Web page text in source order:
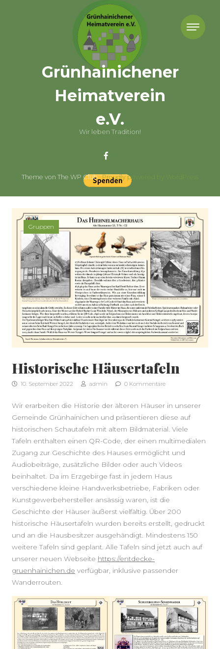
Gruppen
Historische Häusertafeln
10. September 2022 admin 0 Kommentare
Wir erarbeiten die Historie der älteren Häuser in unserer
Gemeinde Grünhainichen und präsentieren diese auf
historischen Schautafeln mit altem Bildmaterial. Viele
Tafeln enthalten einen QR-Code, der einen multimedialen
Zugang zur Geschichte des Hauses ermöglicht und
Audiobeiträge, zusätzliche Bilder oder auch Videos
beinhaltet. Da im Erzgebirge fast in jedem Haus
verschiedene kleine Handwerksbetriebe, Fabriken oder
Kunstgewerbehersteller ansässig waren, ist die
Geschichte der Häuser äußerst vielfältig. Über 200
historische Häusertafeln wurden bereits erstellt, gedruckt
und an die Hausbesitzer ausgehändigt. Mindestens 150
weitere Tafeln sind geplant. Alle Tafeln sind jetzt auch auf
unserer neuen Webseite https://entdecke-
gruenhainichen.de verfügbar, inklusive passender
Wanderrouten.
SEITENLEISTE
Grünhainichener
Heimatverein
e.V.
Wir leben Tradition!
Theme von The WP Club .Proudly powered by WordPress